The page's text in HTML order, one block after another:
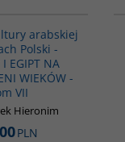
arabskiej
Polski -
I EGIPT NA
WIEKÓW -
VII
Hieronim
PLN